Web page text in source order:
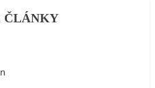
ČLÁNKY